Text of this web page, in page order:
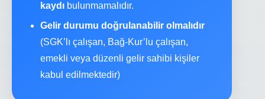
kaydı bulunmamalıdır.
Gelir durumu doğrulanabilir olmalıdır
(SGK’lı çalışan, Bağ-Kur’lu çalışan,
emekli veya düzenli gelir sahibi kişiler
kabul edilmektedir)